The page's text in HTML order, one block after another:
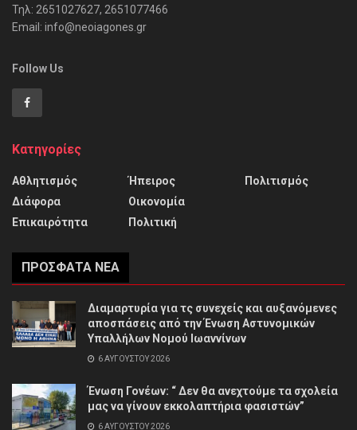
Τηλ: 2651027627, 2651077466
Email: info@neoiagones.gr
Follow Us
Κατηγορίες
Αθλητισμός
Διάφορα
Επικαιρότητα
Ήπειρος
Οικονομία
Πολιτική
Πολιτισμός
ΠΡΌΣΦΑΤΑ ΝΈΑ
Διαμαρτυρία για τς συνεχείς και αυξανόμενες
αποσπάσεις από την Ένωση Αστυνομικών
Υπαλλήλων Νομού Ιωαννίνων
6 ΑΥΓΟΎΣΤΟΥ 2026
Ένωση Γονέων: “ Δεν θα ανεχτούμε τα σχολεία
μας να γίνουν εκκολαπτήρια φασιστών”
6 ΑΥΓΟΎΣΤΟΥ 2026